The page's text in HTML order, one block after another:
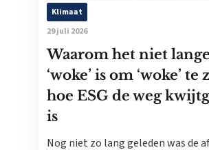
Klimaat
29 juli 2026
Waarom het niet
‘woke’ is om ‘woke’ te
hoe ESG de weg
is
Nog niet zo lang geleden was de